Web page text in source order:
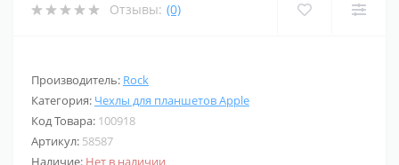
Отзывы: (0)
Производитель: Rock
Категория: Чехлы для планшетов Apple
Код Товара: 100918
Артикул: 58587
Наличие: Нет в наличии